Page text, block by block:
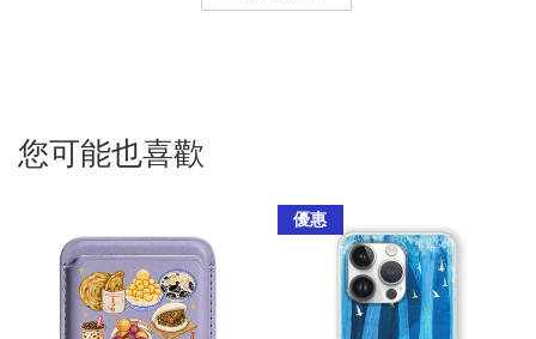
您可能也喜歡
優惠